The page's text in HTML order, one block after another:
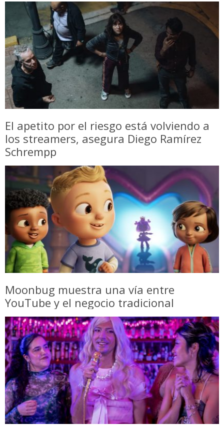
El apetito por el riesgo está volviendo a
los streamers, asegura Diego Ramírez
Schrempp
Moonbug muestra una vía entre
YouTube y el negocio tradicional